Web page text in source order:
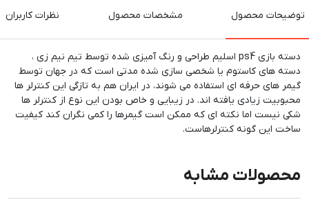
توضیحات محصول مشخصات محصول نظرات کاربران
دسته بازی ps4 اسلیم طراحی و رنگ آمیزی شده توسط تیم نیم زی ،
دسته های کاستوم یا شخصی سازی شده مدتی است که در جهان توسط
گیمر های حرفه ای استفاده می شوند، در ایران هم به تازگی این کنترلر ها
محبوبیت زیادی یافته اند. در زیبایی و خاص بودن این نوع از کنترلر ها
شکی نیست اما نکته ای که ممکن است گیمرها را کمی نگران کند کیفیت
ساخت این گونه کنترلرهاست.
محصولات مشابه